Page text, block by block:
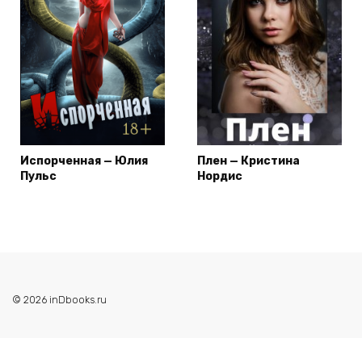
Испорченная — Юлия
Пульс
Плен — Кристина
Нордис
© 2026 inDbooks.ru